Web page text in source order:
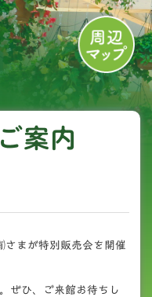
案内
まが特別販売会を開催
ぜひ、ご来館お待ちし